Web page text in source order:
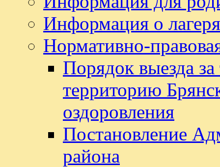
Информация о
Нормативно-
Порядок выезда
территорию
оздоровления
Постановление
района